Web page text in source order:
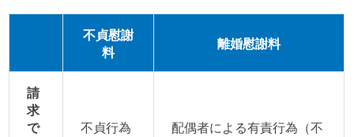
不貞慰謝
料
離婚慰謝料
請
求
で
不貞行為
配偶者による有責行為（不